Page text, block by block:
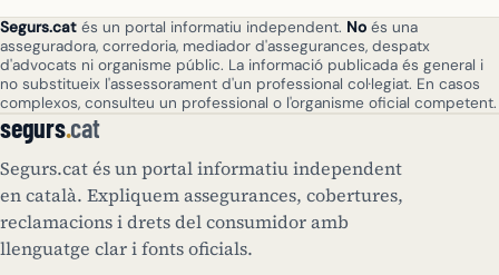
Segurs.cat és un portal informatiu independent. No és una
asseguradora, corredoria, mediador d'assegurances, despatx
d'advocats ni organisme públic. La informació publicada és general i
no substitueix l'assessorament d'un professional col·legiat. En casos
complexos, consulteu un professional o l'organisme oficial competent.
segurs.cat
Segurs.cat és un portal informatiu independent
en català. Expliquem assegurances, cobertures,
reclamacions i drets del consumidor amb
llenguatge clar i fonts oficials.